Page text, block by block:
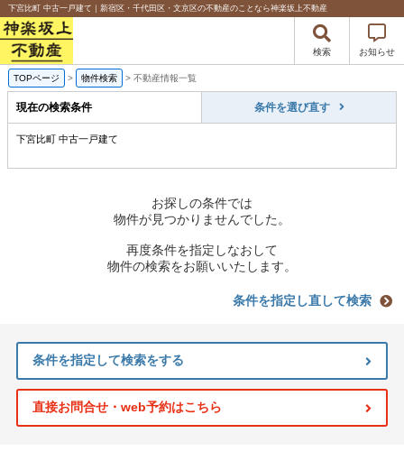
下宮比町 中古一戸建て｜新宿区・千代田区・文京区の不動産のことなら神楽坂上不動産
検索 お知らせ
TOPページ > 物件検索 > 不動産情報一覧
現在の検索条件 条件を選び直す
下宮比町 中古一戸建て
お探しの条件では
物件が見つかりませんでした。
再度条件を指定しなおして
物件の検索をお願いいたします。
条件を指定し直して検索
条件を指定して検索をする
直接お問合せ・web予約はこちら